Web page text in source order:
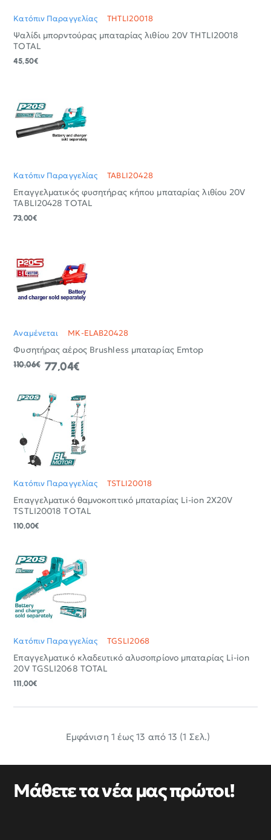
Κατόπιν Παραγγελίας THTLI20018
Ψαλίδι μπορντούρας μπαταρίας λιθίου 20V THTLI20018
TOTAL
45,50€
Κατόπιν Παραγγελίας TABLI20428
Επαγγελματικός φυσητήρας κήπου μπαταρίας λιθίου 20V
TABLI20428 TOTAL
73,00€
Αναμένεται MK-ELAB20428
Φυσητήρας αέρος Brushless μπαταρίας Emtop
77,04€
110,06€
Κατόπιν Παραγγελίας TSTLI20018
Επαγγελματικό θαμνοκοπτικό μπαταρίας Li-ion 2X20V
TSTLI20018 TOTAL
110,00€
Κατόπιν Παραγγελίας TGSLI2068
Επαγγελματικό κλαδευτικό αλυσοπρίονο μπαταρίας Li-ion
20V TGSLI2068 TOTAL
111,00€
Εμφάνιση 1 έως 13 από 13 (1 Σελ.)
Μάθετε τα νέα μας πρώτοι!